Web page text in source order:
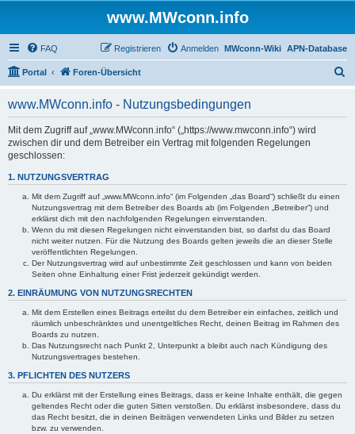
www.MWconn.info
FAQ APN-Database
MWconn-Wiki
Anmelden
Registrieren
Portal Foren-Übersicht
www.MWconn.info - Nutzungsbedingungen
Mit dem Zugriff auf „www.MWconn.info“ („https://www.mwconn.info“) wird
zwischen dir und dem Betreiber ein Vertrag mit folgenden Regelungen
geschlossen:
1. NUTZUNGSVERTRAG
Mit dem Zugriff auf „www.MWconn.info“ (im Folgenden „das Board“) schließt du einen
Nutzungsvertrag mit dem Betreiber des Boards ab (im Folgenden „Betreiber“) und
erklärst dich mit den nachfolgenden Regelungen einverstanden.
Wenn du mit diesen Regelungen nicht einverstanden bist, so darfst du das Board
nicht weiter nutzen. Für die Nutzung des Boards gelten jeweils die an dieser Stelle
veröffentlichten Regelungen.
Der Nutzungsvertrag wird auf unbestimmte Zeit geschlossen und kann von beiden
Seiten ohne Einhaltung einer Frist jederzeit gekündigt werden.
2. EINRÄUMUNG VON NUTZUNGSRECHTEN
Mit dem Erstellen eines Beitrags erteilst du dem Betreiber ein einfaches, zeitlich und
räumlich unbeschränktes und unentgeltliches Recht, deinen Beitrag im Rahmen des
Boards zu nutzen.
Das Nutzungsrecht nach Punkt 2, Unterpunkt a bleibt auch nach Kündigung des
Nutzungsvertrages bestehen.
3. PFLICHTEN DES NUTZERS
Du erklärst mit der Erstellung eines Beitrags, dass er keine Inhalte enthält, die gegen
geltendes Recht oder die guten Sitten verstoßen. Du erklärst insbesondere, dass du
das Recht besitzt, die in deinen Beiträgen verwendeten Links und Bilder zu setzen
bzw. zu verwenden.